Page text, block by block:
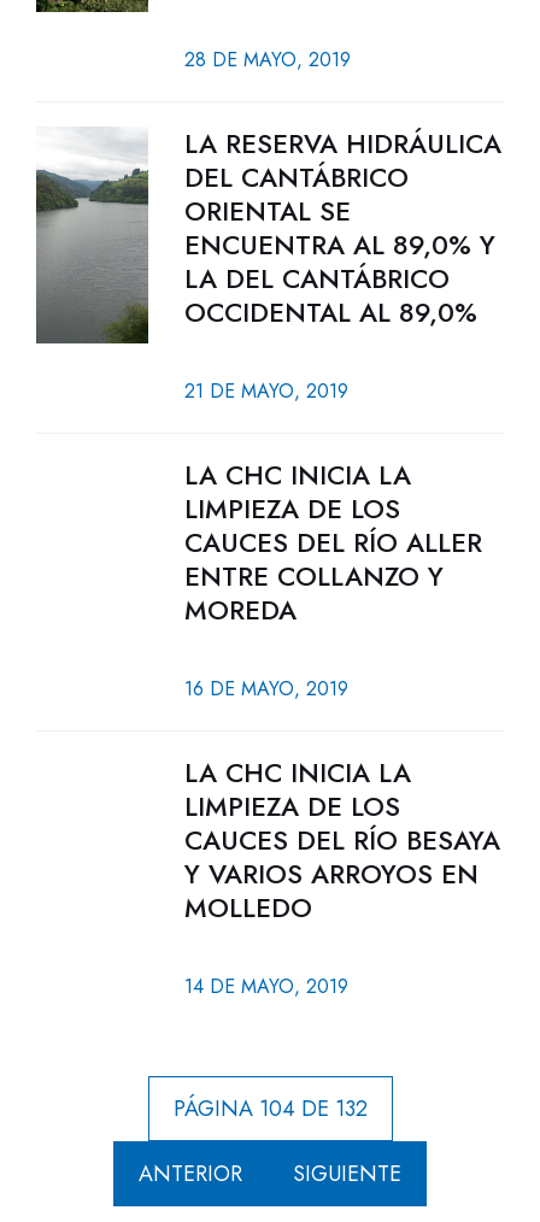
28 DE MAYO, 2019
LA RESERVA HIDRÁULICA
DEL CANTÁBRICO
ORIENTAL SE
ENCUENTRA AL 89,0% Y
LA DEL CANTÁBRICO
OCCIDENTAL AL 89,0%
21 DE MAYO, 2019
LA CHC INICIA LA
LIMPIEZA DE LOS
CAUCES DEL RÍO ALLER
ENTRE COLLANZO Y
MOREDA
16 DE MAYO, 2019
LA CHC INICIA LA
LIMPIEZA DE LOS
CAUCES DEL RÍO BESAYA
Y VARIOS ARROYOS EN
MOLLEDO
14 DE MAYO, 2019
PÁGINA 104 DE 132
ANTERIOR SIGUIENTE